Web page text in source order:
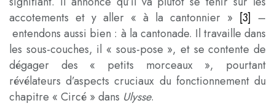
accotements et y aller « à la cantonnier » [3] –
entendons aussi bien : à la cantonade. Il travaille dans
les sous-couches, il « sous-pose », et se contente de
dégager des « petits morceaux
», pourtant
révélateurs d’aspects cruciaux du fonctionnement du
chapitre « Circé » dans Ulysse.